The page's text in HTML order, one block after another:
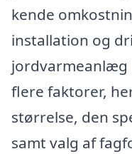
kende
installation og
jordvarmeanlæg
flere faktorer,
størrelse, den
samt valg af